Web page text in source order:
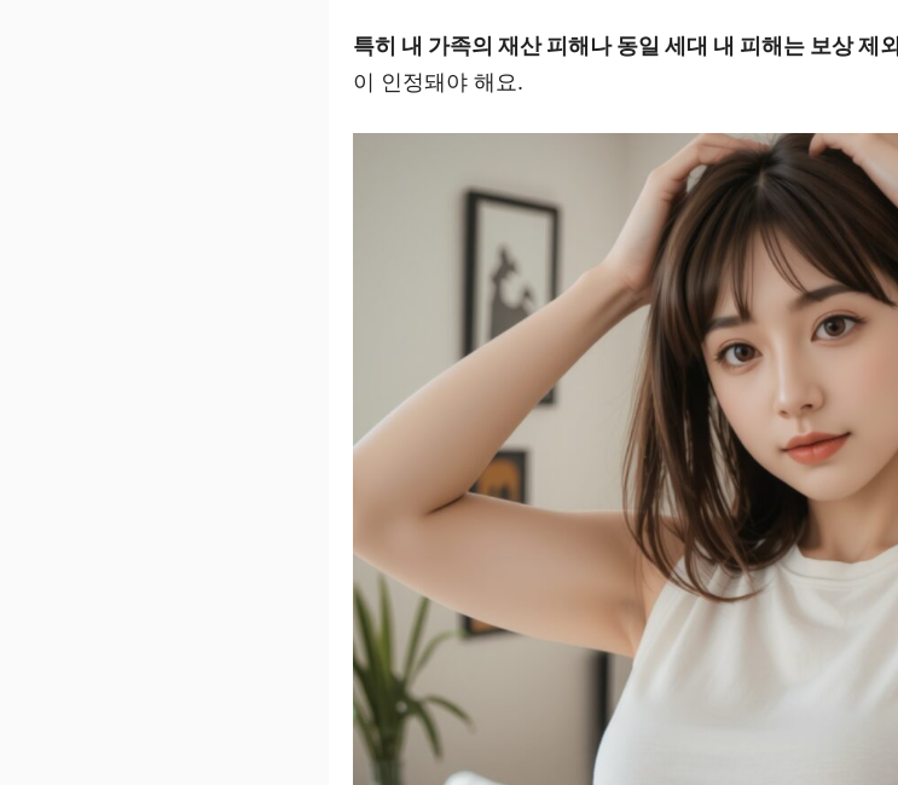
특히 내 가족의 재산 피해나 동일 세대 내 피해는 보상 제외
이 인정돼야 해요.